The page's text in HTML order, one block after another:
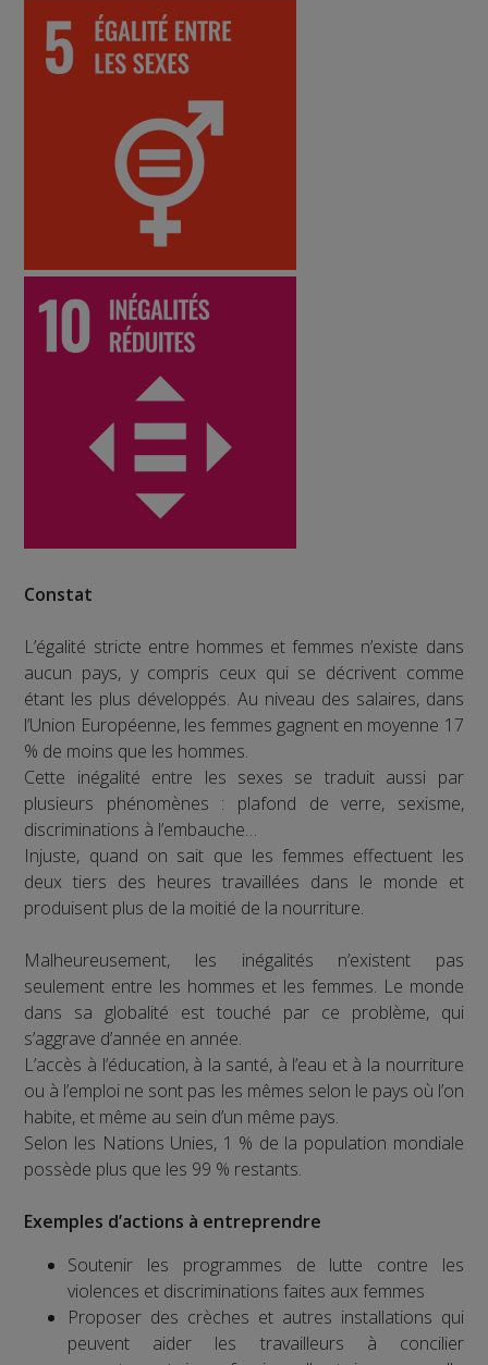
Constat
L’égalité stricte entre hommes et femmes n’existe dans
aucun pays, y compris ceux qui se décrivent comme
étant les plus développés. Au niveau des salaires, dans
l’Union Européenne, les femmes gagnent en moyenne 17
% de moins que les hommes.
Cette inégalité entre les sexes se traduit aussi par
plusieurs phénomènes : plafond de verre, sexisme,
discriminations à l’embauche…
Injuste, quand on sait que les femmes effectuent les
deux tiers des heures travaillées dans le monde et
produisent plus de la moitié de la nourriture.
Malheureusement, les inégalités n’existent pas
seulement entre les hommes et les femmes. Le monde
dans sa globalité est touché par ce problème, qui
s’aggrave d’année en année.
L’accès à l’éducation, à la santé, à l’eau et à la nourriture
ou à l’emploi ne sont pas les mêmes selon le pays où l’on
habite, et même au sein d’un même pays.
Selon les Nations Unies, 1 % de la population mondiale
possède plus que les 99 % restants.
Exemples d’actions à entreprendre
Soutenir les programmes de lutte contre les
violences et discriminations faites aux femmes
Proposer des crèches et autres installations qui
peuvent aider les travailleurs à concilier